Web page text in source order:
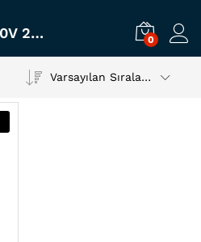
Tüp Ampuller 220V 25W T22X60MM Duy BA15d Ölçü 22X60MM 0
Varsayılan Sıralama